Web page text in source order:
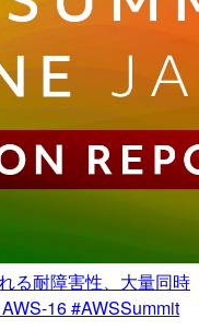
る耐障害性、大量同時
16 #AWSSummit